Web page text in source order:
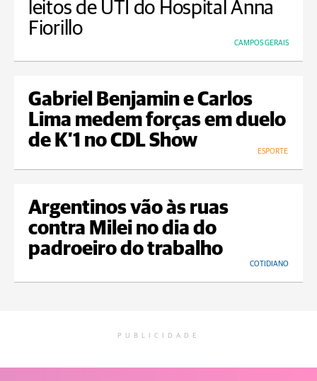
leitos de UTI do Hospital Anna
Fiorillo
CAMPOS GERAIS
Gabriel Benjamin e Carlos
Lima medem forças em duelo
de K’1 no CDL Show
ESPORTE
Argentinos vão às ruas
contra Milei no dia do
padroeiro do trabalho
COTIDIANO
PUBLICIDADE